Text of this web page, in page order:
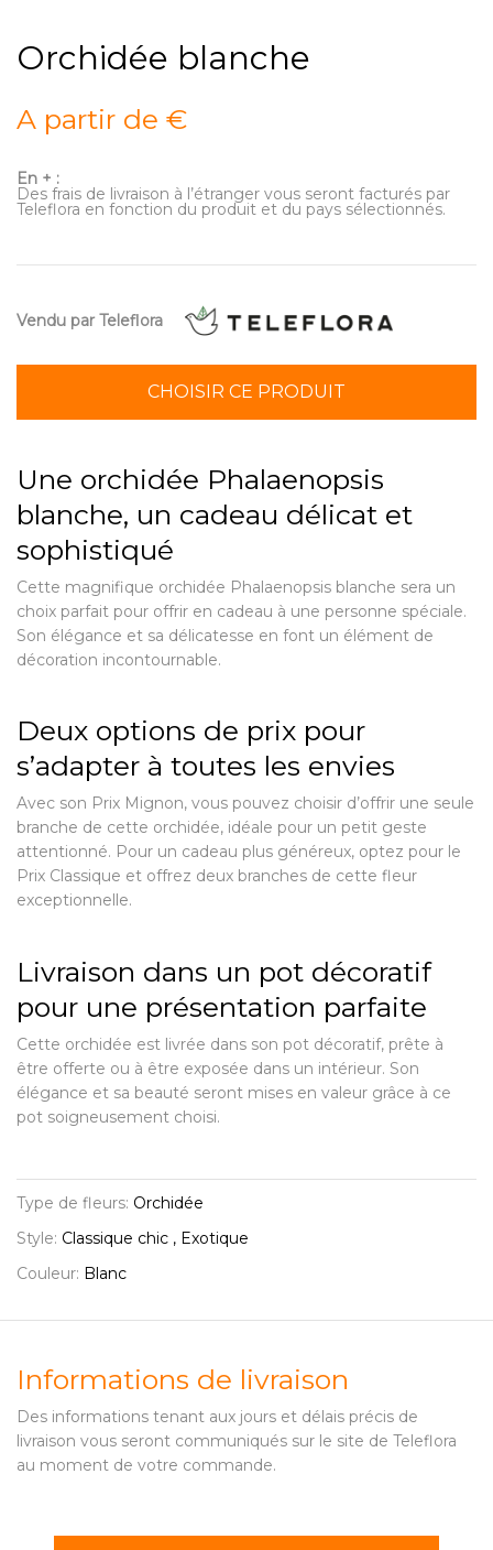
Orchidée blanche
A partir de €
En + :
Des frais de livraison à l’étranger vous seront facturés par
Teleflora en fonction du produit et du pays sélectionnés.
Vendu par Teleflora
CHOISIR CE PRODUIT
Une orchidée Phalaenopsis
blanche, un cadeau délicat et
sophistiqué
Cette magnifique orchidée Phalaenopsis blanche sera un
choix parfait pour offrir en cadeau à une personne spéciale.
Son élégance et sa délicatesse en font un élément de
décoration incontournable.
Deux options de prix pour
s’adapter à toutes les envies
Avec son Prix Mignon, vous pouvez choisir d’offrir une seule
branche de cette orchidée, idéale pour un petit geste
attentionné. Pour un cadeau plus généreux, optez pour le
Prix Classique et offrez deux branches de cette fleur
exceptionnelle.
Livraison dans un pot décoratif
pour une présentation parfaite
Cette orchidée est livrée dans son pot décoratif, prête à
être offerte ou à être exposée dans un intérieur. Son
élégance et sa beauté seront mises en valeur grâce à ce
pot soigneusement choisi.
Type de fleurs: Orchidée
Style: Classique chic , Exotique
Couleur: Blanc
Informations de livraison
Des informations tenant aux jours et délais précis de
livraison vous seront communiqués sur le site de Teleflora
au moment de votre commande.